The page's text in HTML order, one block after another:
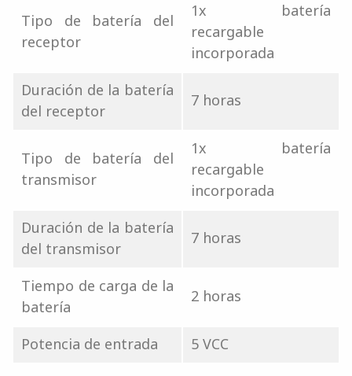
Tipo de batería del
receptor
1x batería
recargable
incorporada
Duración de la batería
del receptor
7 horas
Tipo de batería del
transmisor
1x batería
recargable
incorporada
Duración de la batería
del transmisor
7 horas
Tiempo de carga de la
batería
2 horas
Potencia de entrada 5 VCC